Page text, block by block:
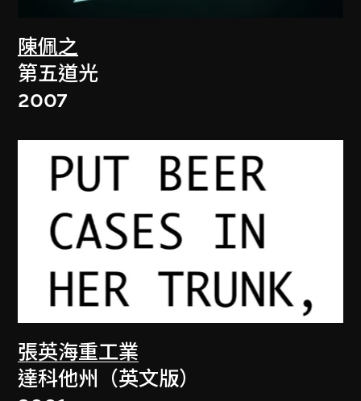
陳佩之
第五道光
2007
張英海重工業
達科他州（英文版）